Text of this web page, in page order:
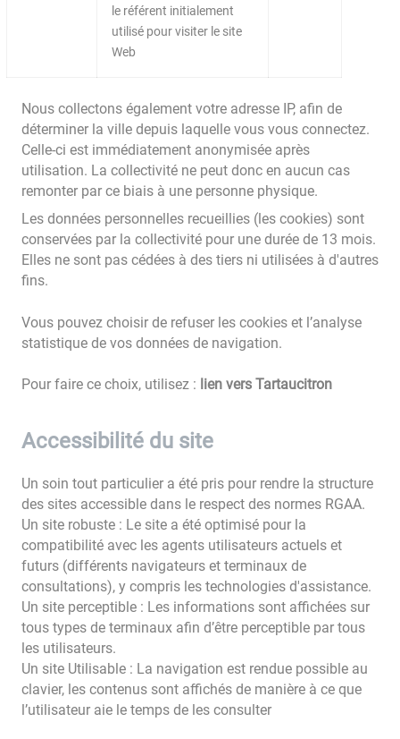
le référent initialement
utilisé pour visiter le site
Web
Nous collectons également votre adresse IP, afin de
déterminer la ville depuis laquelle vous vous connectez.
Celle-ci est immédiatement anonymisée après
utilisation. La collectivité ne peut donc en aucun cas
remonter par ce biais à une personne physique.
Les données personnelles recueillies (les cookies) sont
conservées par la collectivité pour une durée de 13 mois.
Elles ne sont pas cédées à des tiers ni utilisées à d'autres
fins.
Vous pouvez choisir de refuser les cookies et l’analyse
statistique de vos données de navigation.
Pour faire ce choix, utilisez : lien vers Tartaucitron
Accessibilité du site
Un soin tout particulier a été pris pour rendre la structure
des sites accessible dans le respect des normes RGAA.
Un site robuste : Le site a été optimisé pour la
compatibilité avec les agents utilisateurs actuels et
futurs (différents navigateurs et terminaux de
consultations), y compris les technologies d'assistance.
Un site perceptible : Les informations sont affichées sur
tous types de terminaux afin d’être perceptible par tous
les utilisateurs.
Un site Utilisable : La navigation est rendue possible au
clavier, les contenus sont affichés de manière à ce que
l’utilisateur aie le temps de les consulter